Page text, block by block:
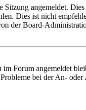
angemeldet.
Dies ist nicht
der Board-
Forum angemeldet
bei der An-